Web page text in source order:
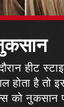
हीट
होता है
को नुकसान